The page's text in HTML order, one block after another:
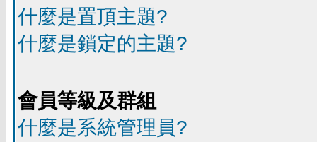
什麼是置頂主題?
什麼是鎖定的主題?
會員等級及群組
什麼是系統管理員?